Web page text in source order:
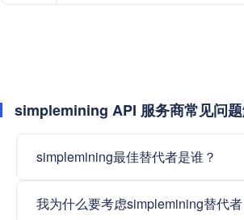
simplemining API 服务商常见问
simplemining最佳替代者是谁？
我为什么要考虑simplemining替代者